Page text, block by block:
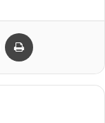
Compartilhar via e-mail